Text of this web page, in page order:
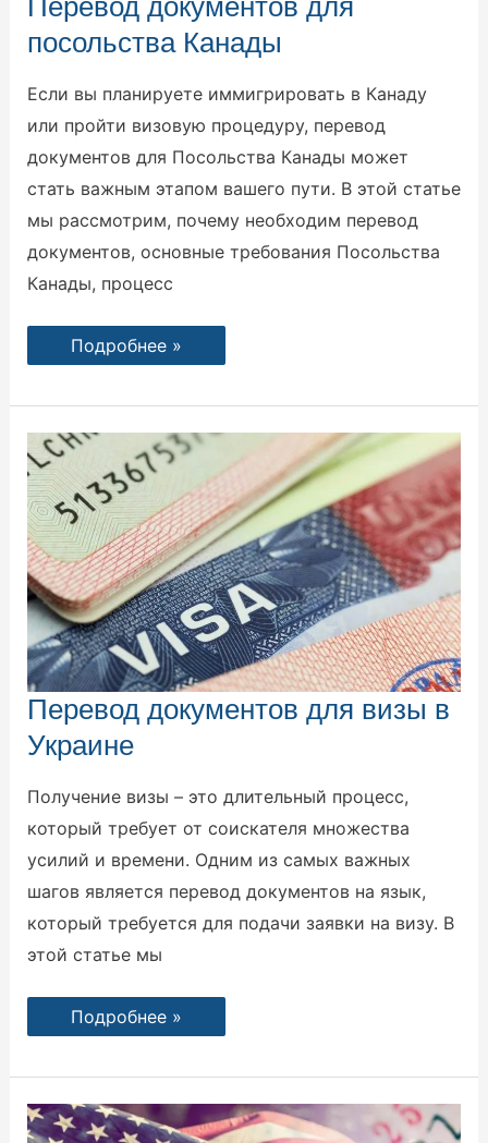
посольства Канады
Если вы планируете иммигрировать в Канаду
или пройти визовую процедуру, перевод
документов для Посольства Канады может
стать важным этапом вашего пути. В этой статье
мы рассмотрим, почему необходим перевод
документов, основные требования Посольства
Канады, процесс
документов
посольства
Подробнее »
Перевод документов для визы в
Украине
Получение визы – это длительный процесс,
который требует от соискателя множества
усилий и времени. Одним из самых важных
шагов является перевод документов на язык,
который требуется для подачи заявки на визу. В
этой статье мы
Перевод
документов
визы
Подробнее »